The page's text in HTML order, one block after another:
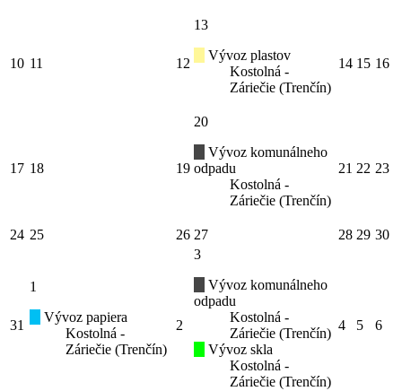
10 11 12
13
Vývoz plastov
Kostolná -
Záriečie (Trenčín)
14 15 16
17 18 19
20
Vývoz komunálneho
odpadu
Kostolná -
Záriečie (Trenčín)
21 22 23
24 25 26 27 28 29 30
31
1
Vývoz papiera
Kostolná -
Záriečie (Trenčín)
2
3
Vývoz komunálneho
odpadu
Kostolná -
Záriečie (Trenčín)
Vývoz skla
Kostolná -
Záriečie (Trenčín)
4 5 6